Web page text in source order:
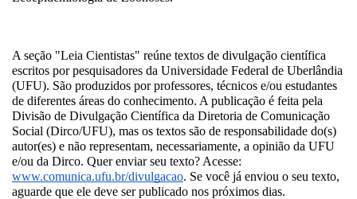
A seção "Leia Cientistas" reúne textos de divulgação científica
escritos por pesquisadores da Universidade Federal de Uberlândia
(UFU). São produzidos por professores, técnicos e/ou estudantes
de diferentes áreas do conhecimento. A publicação é feita pela
Divisão de Divulgação Científica da Diretoria de Comunicação
Social (Dirco/UFU), mas os textos são de responsabilidade do(s)
autor(es) e não representam, necessariamente, a opinião da UFU
www.comunica.ufu.br/divulgacao. Se você já enviou o seu texto,
aguarde que ele deve ser publicado nos próximos dias.